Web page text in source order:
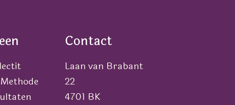
Contact
Laan van Brabant
22
4701 BK